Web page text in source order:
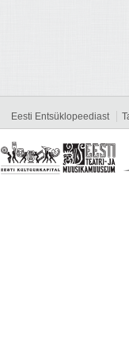
Eesti Entsüklopeediast